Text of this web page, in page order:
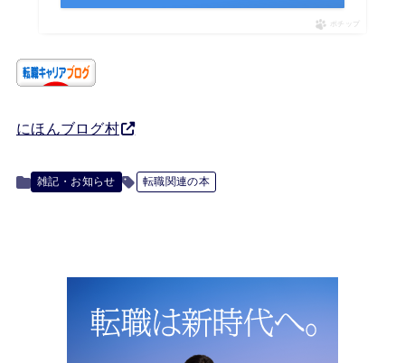
ポチップ
にほんブログ村
雑記・お知らせ 転職関連の本